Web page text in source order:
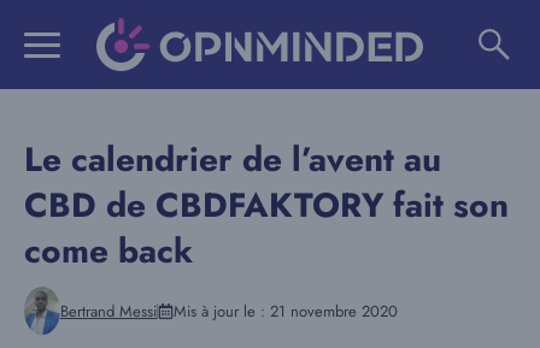
Le calendrier de l’avent au
CBD de CBDFAKTORY fait son
come back
Bertrand Messi Mis à jour le : 21 novembre 2020